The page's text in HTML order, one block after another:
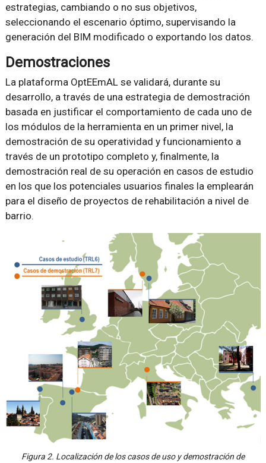
estrategias, cambiando o no sus objetivos,
seleccionando el escenario óptimo, supervisando la
generación del BIM modificado o exportando los datos.
Demostraciones
La plataforma OptEEmAL se validará, durante su
desarrollo, a través de una estrategia de demostración
basada en justificar el comportamiento de cada uno de
los módulos de la herramienta en un primer nivel, la
demostración de su operatividad y funcionamiento a
través de un prototipo completo y, finalmente, la
demostración real de su operación en casos de estudio
en los que los potenciales usuarios finales la emplearán
para el diseño de proyectos de rehabilitación a nivel de
barrio.
Figura 2. Localización de los casos de uso y demostración de